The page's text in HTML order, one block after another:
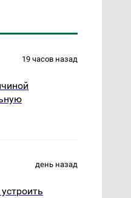
19 часов назад
день назад